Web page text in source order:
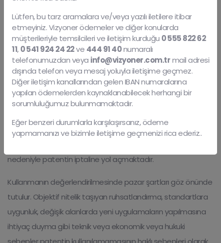
Veya Kullanılamaması
Durumunda Ne Olur ?
04 Ekim 2017
Faydalı model sahibi veya yetkili kıldığı kişi, faydalı modelle
korunan buluşu kullanmak zorundadır. Kullanma zorunluluğu
faydalı model belgesi verildiğine ilişkin ilanın ilgili bültende
gerçekleştirilmelidir. Kasıtlı kullanmama, devletin buluşa
nedeniyle patentin iptaline yol açmaktadır.
Kullanmanın değerlendirilmesinde pazar şartları göz önünde
tutulur. Objektif nitelik taşıyan ruhsatlandırma, standartlara
uygunluk, değişik alanlarda yeni uygulamaların yapılmasına
ihtiyaç duyma gibi teknik veya ekonomik veya hukuki
Lütfen, bu tarz aramalara ve/veya yazılı iletilere itibar
etmeyiniz. Vizyoner ödemeler ve diğer konularda
müşterileriyle temsilcileri ve iletişim kurduğu 0 555 822 62
11,0 541 924 24 22ve 444 91 40numaralı
telefonumuzdan veya info@vizyoner.com.trmail adresi
dışında telefon veya mesaj yoluyla iletişime geçmez.
Diğer iletişim kanallarından gelen IBAN numaralarına
yapılan ödemelerden kaynaklanabilecek herhangi bir
sorumluluğumuz bulunmamaktadır.
Eğer benzeri durumlarla karşılaşırsanız, ödeme
yapmamanızı ve bizimle iletişime geçmenizi rica ederiz..